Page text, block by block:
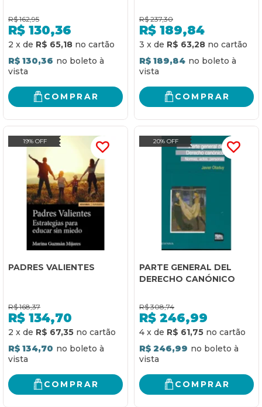
R$ 162,95
R$ 130,36
2 x de R$ 65,18
R$ 130,36
COMPRAR
R$ 237,30
R$ 189,84
3 x de R$ 63,28
R$ 189,84
COMPRAR
19% OFF
PADRES VALIENTES
R$ 168,37
R$ 134,70
2 x de R$ 67,35
R$ 134,70
COMPRAR
20% OFF
PARTE GENERAL DEL
DERECHO CANÓNICO
R$ 308,74
R$ 246,99
4 x de R$ 61,75
R$ 246,99
COMPRAR